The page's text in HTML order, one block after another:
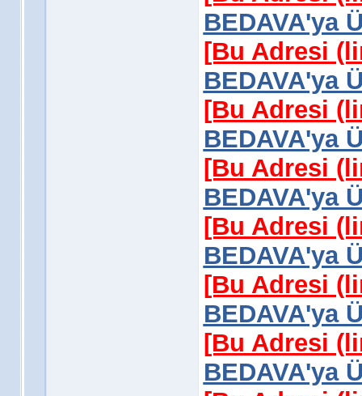
BEDAVA'ya
[Bu Adresi
BEDAVA'ya
[Bu Adresi
BEDAVA'ya
[Bu Adresi
BEDAVA'ya
[Bu Adresi
BEDAVA'ya
[Bu Adresi
BEDAVA'ya
[Bu Adresi
BEDAVA'ya